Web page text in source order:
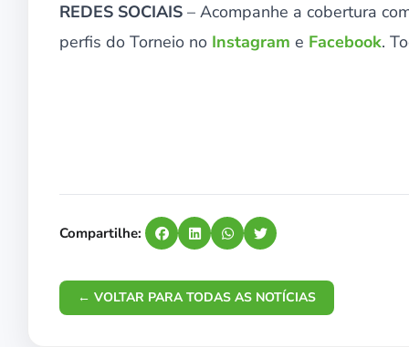
REDES SOCIAIS – Acompanhe a cobertura
perfis do Torneio no Instagram e Facebook.
Compartilhe:
← VOLTAR PARA TODAS AS NOTÍCIAS